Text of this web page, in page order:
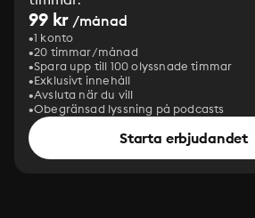
99 kr /månad
1 konto
20 timmar/månad
Spara upp till 100 olyssnade timmar
Exklusivt innehåll
Avsluta när du vill
Obegränsad lyssning på podcasts
Starta erbjudandet